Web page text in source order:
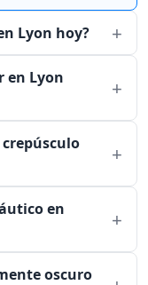
Lyon hoy?
en Lyon
en
oscuro